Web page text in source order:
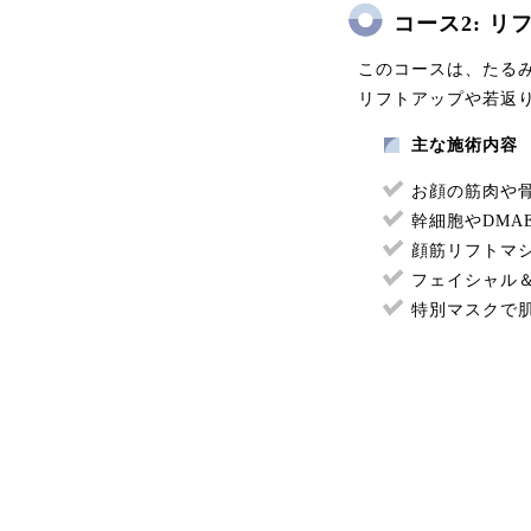
コース2: リ
このコースは、たる
リフトアップや若返
主な施術内容
お顔の筋肉や
幹細胞や
顔筋リフトマ
フェイシャル
特別マスクで